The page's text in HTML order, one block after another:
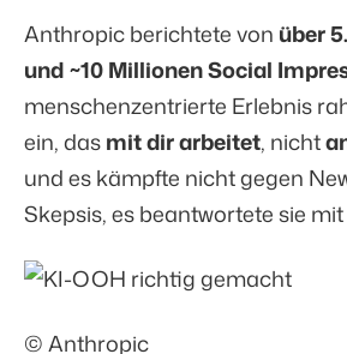
Anthropic berichtete von über
und ~10 Millionen Social
menschenzentrierte Erlebnis
ein, dasmit dir arbeitet, nicht
und es kämpfte nicht gegen
Skepsis, es beantwortete sie
© Anthropic